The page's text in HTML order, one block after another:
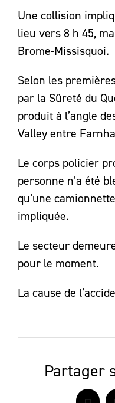
Une collision
lieu vers 8 h 45,
Brome-Missisquoi.
Selon les
par la Sûreté du
produit à l’angle
Valley entre
Le corps policier
personne n’a été
qu’une
impliquée.
Le secteur
pour le moment.
La cause de
Partager